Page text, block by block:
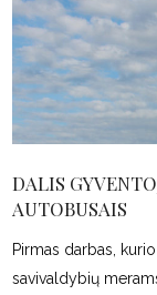
DALIS
AUTOBUSAIS
Pirmas darbas,
savivaldybių